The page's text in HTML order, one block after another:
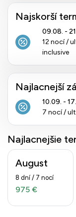
Najskorší
09.08. -
12 nocí /
inclusive
Najlacnejší
10.09. -
7 nocí /
Najlacnejšie
August
8 dní / 7 nocí
975 €